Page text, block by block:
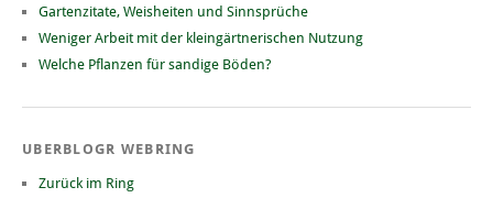
Gartenzitate, Weisheiten und Sinnsprüche
Weniger Arbeit mit der kleingärtnerischen Nutzung
Welche Pflanzen für sandige Böden?
UBERBLOGR WEBRING
Zurück im Ring